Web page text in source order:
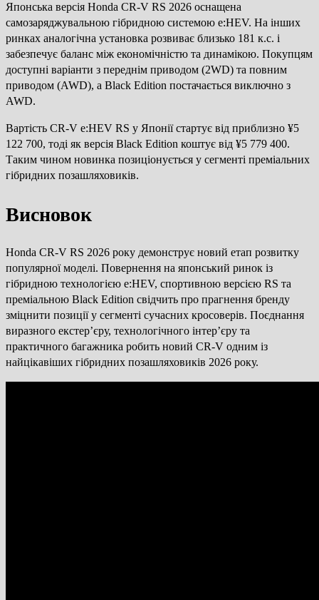
Японська версія Honda CR-V RS 2026 оснащена
самозаряджувальною гібридною системою e:HEV. На інших
ринках аналогічна установка розвиває близько 181 к.с. і
забезпечує баланс між економічністю та динамікою. Покупцям
доступні варіанти з переднім приводом (2WD) та повним
приводом (AWD), а Black Edition постачається виключно з
AWD.
Вартість CR-V e:HEV RS у Японії стартує від приблизно ¥5
122 700, тоді як версія Black Edition коштує від ¥5 779 400.
Таким чином новинка позиціонується у сегменті преміальних
гібридних позашляховиків.
Висновок
Honda CR-V RS 2026 року демонструє новий етап розвитку
популярної моделі. Повернення на японський ринок із
гібридною технологією e:HEV, спортивною версією RS та
преміальною Black Edition свідчить про прагнення бренду
зміцнити позиції у сегменті сучасних кросоверів. Поєднання
виразного екстер’єру, технологічного інтер’єру та
практичного багажника робить новий CR-V одним із
найцікавіших гібридних позашляховиків 2026 року.